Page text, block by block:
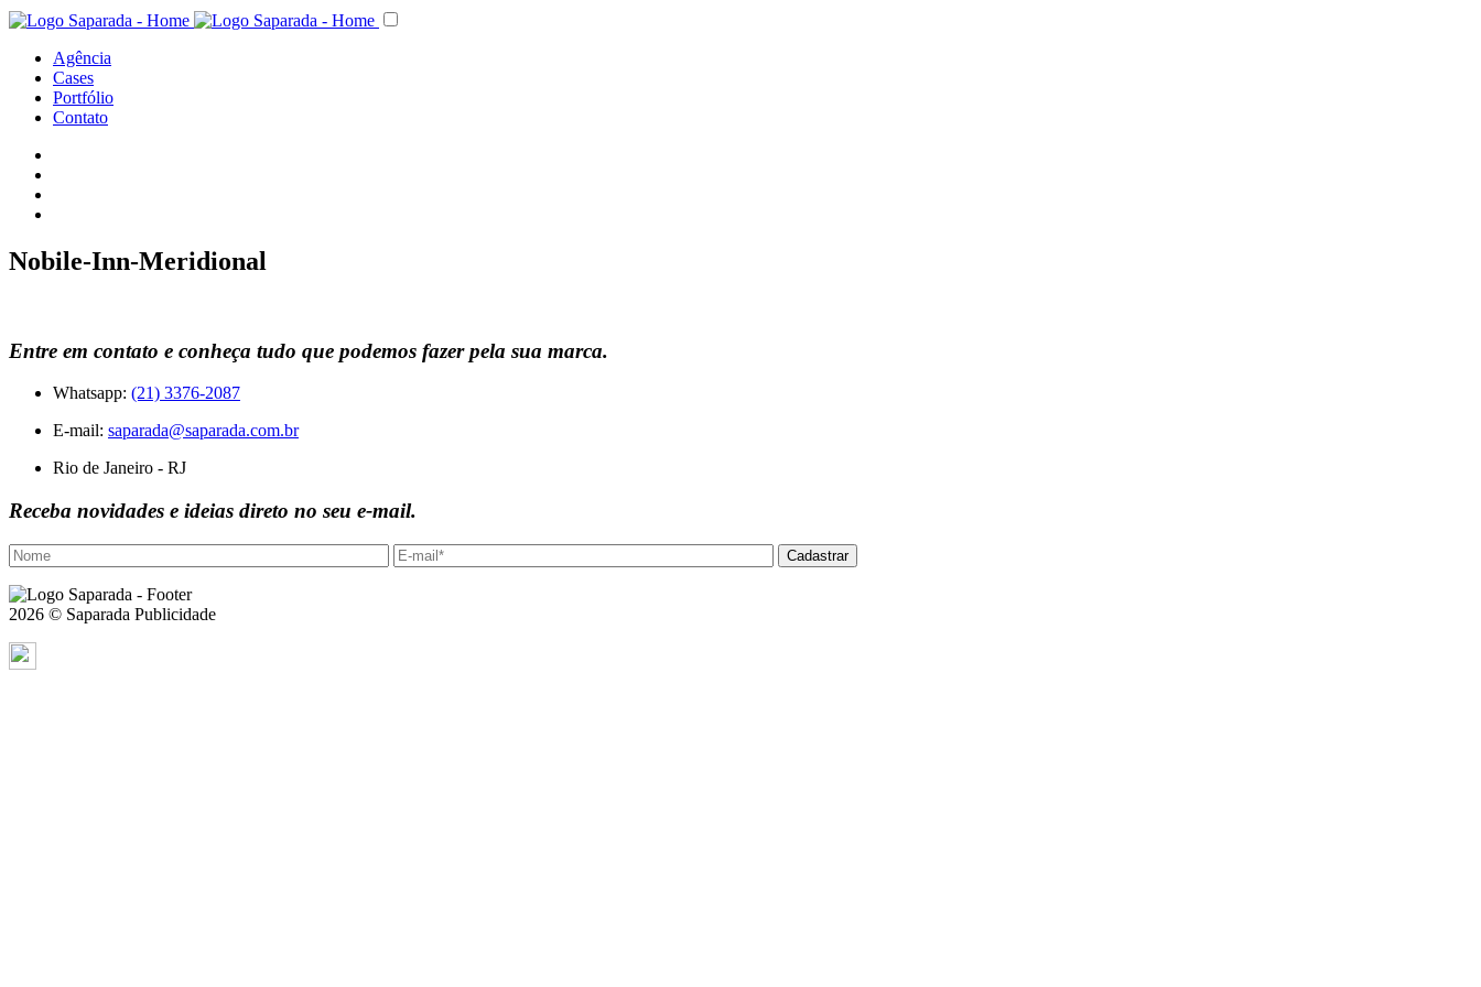
Agência
Cases
Portfólio
Contato
Nobile-Inn-Meridional
Entre em contato e conheça tudo que podemos fazer pela sua marca.
Whatsapp: (21) 3376-2087
E-mail: saparada@saparada.com.br
Rio de Janeiro - RJ
Receba novidades e ideias direto no seu e-mail.
Cadastrar
2026 © Saparada Publicidade